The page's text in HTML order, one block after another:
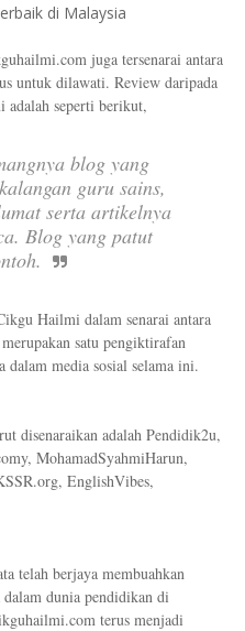
di Malaysia
juga tersenarai antara
untuk dilawati. Review daripada
seperti berikut,
blog yang
guru sains,
serta artikelnya
Blog yang patut
Hailmi dalam senarai antara
satu pengiktirafan
dalam media sosial selama ini.
disenaraikan adalah Pendidik2u,
MohamadSyahmiHarun,
EnglishVibes,
telah berjaya membuahkan
dalam dunia pendidikan di
terus menjadi